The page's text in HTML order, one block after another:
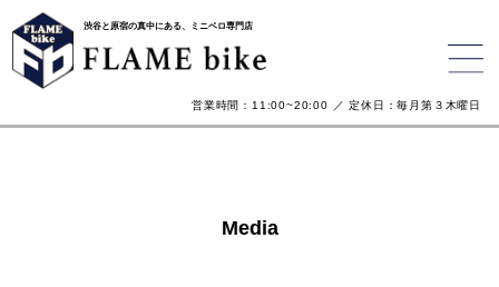
渋谷と原宿の真中にある、ミニベロ専門店
営業時間：11:00~20:00 ／ 定休日：毎月第３木曜日
Media